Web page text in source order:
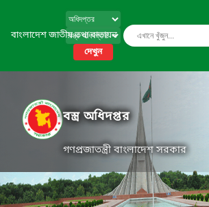
বাংলাদেশ জাতীয় তথ্য বাতায়ন
দেখুন
বস্ত্র অধিদপ্তর
গণপ্রজাতন্ত্রী বাংলাদেশ সরকার